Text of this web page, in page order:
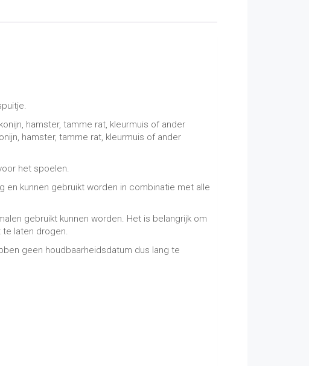
hamster, tamme rat, kleurmuis of ander
hamster, tamme rat, kleurmuis of ander
het spoelen.
en kunnen gebruikt worden in combinatie met alle
gebruikt kunnen worden. Het is belangrijk om
laten drogen.
geen houdbaarheidsdatum dus lang te